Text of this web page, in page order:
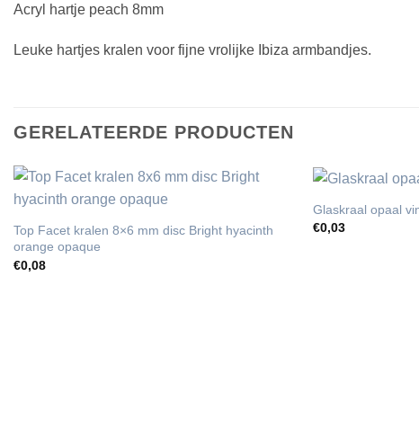
Acryl hartje peach 8mm
Leuke hartjes kralen voor fijne vrolijke Ibiza armbandjes.
GERELATEERDE PRODUCTEN
Top Facet kralen 8×6 mm disc Bright hyacinth
orange opaque
€0,08
Glaskraal opaal
€0,03